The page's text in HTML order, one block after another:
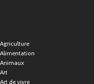
Agriculture
Alimentation
Animaux
Art
Art de vivre